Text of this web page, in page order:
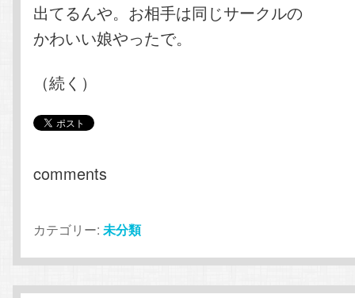
出てるんや。お相手は同じサークルの
かわいい娘やったで。
（続く）
comments
カテゴリー: 未分類